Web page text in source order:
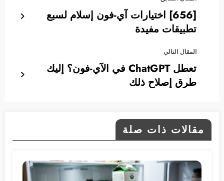
[656] اختيارات آي-فون إسلام لسبع
تطبيقات مفيدة
المقال التالي
تعطل ChatGPT في الآي-فون؟ إليك
طرق إصلاح ذلك
مقالات ذات صلة